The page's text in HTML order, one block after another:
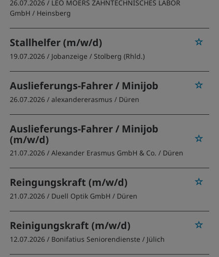
26.07.2026 / LEO MOERS ZAHNTECHNISCHES LABOR
GmbH / Heinsberg
Stallhelfer (m/w/d)
19.07.2026 / Jobanzeige / Stolberg (Rhld.)
Auslieferungs-Fahrer / Minijob
26.07.2026 / alexandererasmus / Düren
Auslieferungs-Fahrer / Minijob
(m/w/d)
21.07.2026 / Alexander Erasmus GmbH & Co. / Düren
Reingungskraft (m/w/d)
21.07.2026 / Duell Optik GmbH / Düren
Reinigungskraft (m/w/d)
12.07.2026 / Bonifatius Seniorendienste / Jülich